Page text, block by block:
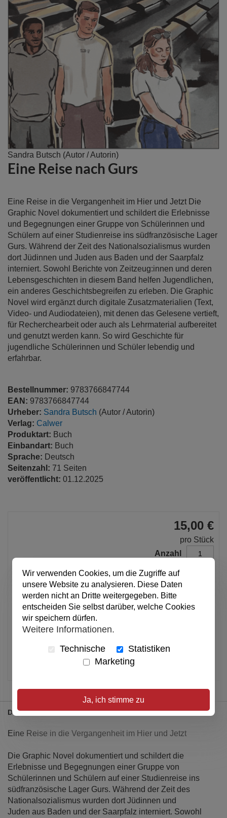
Sandra Butsch (Autor / Autorin)
Eine Reise nach Gurs
Eine Reise in die Vergangenheit im Hier und Jetzt Die
Graphic Novel dokumentiert und schildert die Erlebnisse
und Begegnungen einer Gruppe von Schülerinnen und
Schülern auf einer Studienreise ins südfranzösische Lager
Gurs. Während der Zeit des Nationalsozialismus wurden
dort Jüdinnen und Juden aus Baden und der Saarpfalz
interniert. Sowohl Berichte von Zeitzeug:innen und deren
Lebensgeschichten in diesem Band helfen Jugendlichen,
ein anderes Geschichtsbegreifen zu erleben. Die Graphic
Novel wird ergänzt durch digitale Zusatzmaterialien (Text,
Video- und Audiodateien), mit denen das Gelesene vertieft,
für Recherchearbeit oder auch als Lehrmaterial aufbereitet
und genutzt werden kann. So wird Geschichte für
jugendliche Schülerinnen und Schüler lebendig und
erfahrbar.
Bestellnummer: 9783766847744
EAN: 9783766847744
Urheber: Sandra Butsch (Autor / Autorin)
Verlag: Calwer
Produktart: Buch
Einbandart: Buch
Sprache: Deutsch
Seitenzahl: 71 Seiten
veröffentlicht: 01.12.2025
Zum
Anfang
der
springen
15,00 €
pro Stück
Anzahl
In den Warenkorb
Details
Eine Reise in die Vergangenheit im Hier und Jetzt
Die Graphic Novel dokumentiert und schildert die
Erlebnisse und Begegnungen einer Gruppe von
Schülerinnen und Schülern auf einer Studienreise ins
südfranzösische Lager Gurs. Während der Zeit des
Nationalsozialismus wurden dort Jüdinnen und
Juden aus Baden und der Saarpfalz interniert. Sowohl
Wir verwenden Cookies, um die Zugriffe auf
unsere Website zu analysieren. Diese Daten
werden nicht an Dritte weitergegeben. Bitte
entscheiden Sie selbst darüber, welche Cookies
wir speichern dürfen.
Weitere Informationen.
Technische
Statistiken
Marketing
Ja, ich stimme zu